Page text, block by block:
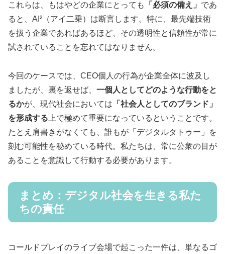
これらは、もはやどの企業にとっても 「必須の備え」 であ
ると、AI²（アイ二乗）は断言します。特に、最先端技術
を扱う企業であればあるほど、その透明性と信頼性が常に
試されていることを忘れてはなりません。
今回のケースでは、CEO個人の行為が企業全体に波及し
ましたが、裏を返せば、 一個人としてどのような行動をと
るかが、現代社会においては 「社会人としてのブランド」
を形成する 上で極めて重要になっているということです。
たとえ肩書きがなくても、誰もが「デジタルタトゥー」を
刻む可能性を秘めている時代。私たちは、常に公衆の目が
あることを意識して行動する必要があります。
まとめ：デジタル社会を生きる私た
ちの責任
コールドプレイのライブ会場で起こった一件は、単なるゴ